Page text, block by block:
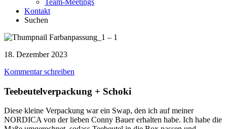
Team-Meetings
Kontakt
Suchen
18. Dezember 2023
Kommentar schreiben
Teebeutelverpackung + Schoki
Diese kleine Verpackung war ein Swap, den ich auf meiner
NORDICA von der lieben Conny Bauer erhalten habe. Ich habe die